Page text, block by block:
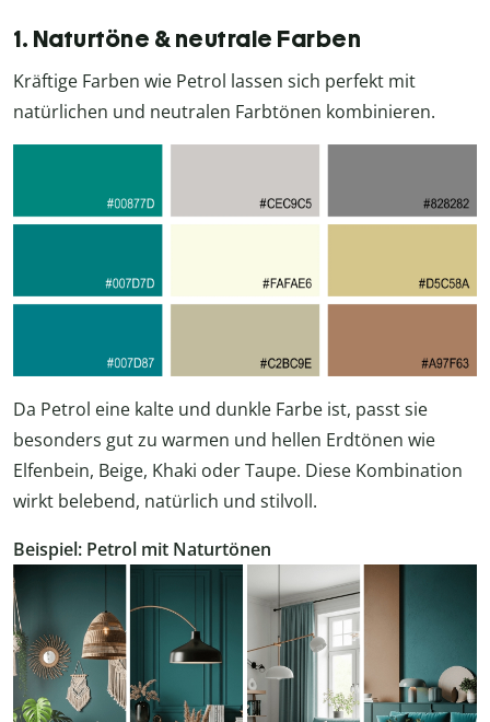
1. Naturtöne & neutrale Farben
Kräftige Farben wie Petrol lassen sich perfekt mit
natürlichen und neutralen Farbtönen kombinieren.
Da Petrol eine kalte und dunkle Farbe ist, passt sie
besonders gut zu warmen und hellen Erdtönen wie
Elfenbein, Beige, Khaki oder Taupe. Diese Kombination
wirkt belebend, natürlich und stilvoll.
Beispiel: Petrol mit Naturtönen